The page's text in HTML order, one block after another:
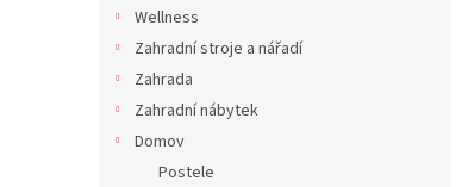
Wellness
Zahradní stroje a nářadí
Zahrada
Zahradní nábytek
Domov
Postele